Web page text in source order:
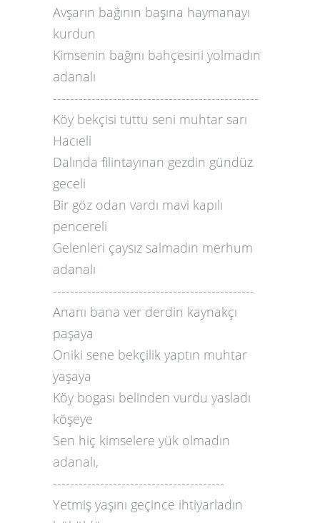
Avşarın bağının başına haymanayı
kurdun
Kimsenin bağını bahçesini yolmadın
adanalı
------------------------------------------------
Köy bekçisi tuttu seni muhtar sarı
Hacıeli
Dalında filintayınan gezdin gündüz
geceli
Bir göz odan vardı mavi kapılı
pencereli
Gelenleri çaysız salmadın merhum
adanalı
-----------------------------------------------
Ananı bana ver derdin kaynakçı
paşaya
Oniki sene bekçilik yaptın muhtar
yaşaya
Köy bogası belinden vurdu yasladı
köşeye
Sen hiç kimselere yük olmadın
adanalı,
----------------------------------------
Yetmiş yaşını geçince ihtiyarladın